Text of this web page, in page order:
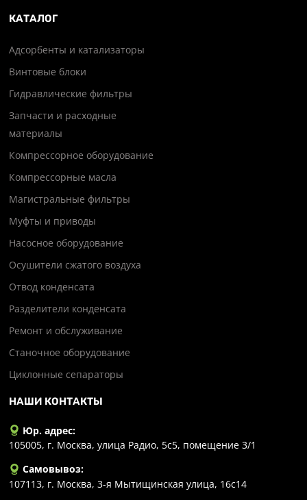
КАТАЛОГ
Адсорбенты и катализаторы
Винтовые блоки
Гидравлические фильтры
Запчасти и расходные
материалы
Компрессорное оборудование
Компрессорные масла
Магистральные фильтры
Муфты и приводы
Насосное оборудование
Осушители сжатого воздуха
Отвод конденсата
Разделители конденсата
Ремонт и обслуживание
Станочное оборудование
Циклонные сепараторы
НАШИ КОНТАКТЫ
Юр. адрес:
105005, г. Москва, улица Радио, 5с5, помещение 3/1
Самовывоз:
107113, г. Москва, 3-я Мытищинская улица, 16с14